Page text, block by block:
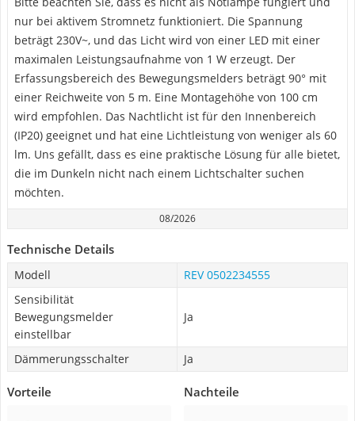
nur bei aktivem Stromnetz funktioniert. Die Spannung
beträgt 230V~, und das Licht wird von einer LED mit einer
maximalen Leistungsaufnahme von 1 W erzeugt. Der
Erfassungsbereich des Bewegungsmelders beträgt 90° mit
einer Reichweite von 5 m. Eine Montagehöhe von 100 cm
wird empfohlen. Das Nachtlicht ist für den Innenbereich
(IP20) geeignet und hat eine Lichtleistung von weniger als 60
lm. Uns gefällt, dass es eine praktische Lösung für alle bietet,
die im Dunkeln nicht nach einem Lichtschalter suchen
möchten.
08/2026
Technische Details
Modell
REV 0502234555
Sensibilität
Bewegungsmelder
einstellbar
Ja
Dämmerungsschalter Ja
Vorteile Nachteile